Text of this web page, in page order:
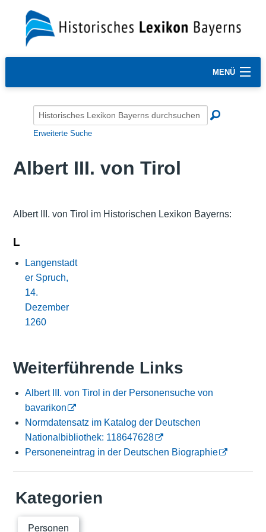
MENÜ
Erweiterte Suche
Albert III. von Tirol
Albert III. von Tirol im Historischen Lexikon Bayerns:
L
Langenstadt
er Spruch,
14.
Dezember
1260
Weiterführende Links
Albert III. von Tirol in der Personensuche von
bavarikon
Normdatensatz im Katalog der Deutschen
Nationalbibliothek: 118647628
Personeneintrag in der Deutschen Biographie
Kategorien
Personen